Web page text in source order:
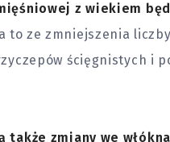
z wiekiem
to ze zmniejszenia
ścięgnistych i
zmiany we